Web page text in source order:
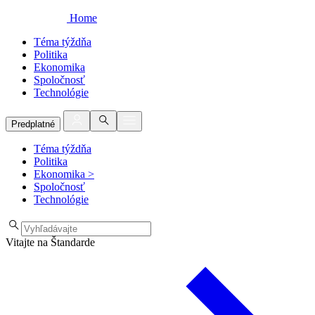
Home
Téma týždňa
Politika
Ekonomika
Spoločnosť
Technológie
Predplatné
Téma týždňa
Politika
Ekonomika >
Spoločnosť
Technológie
Vitajte na Štandarde